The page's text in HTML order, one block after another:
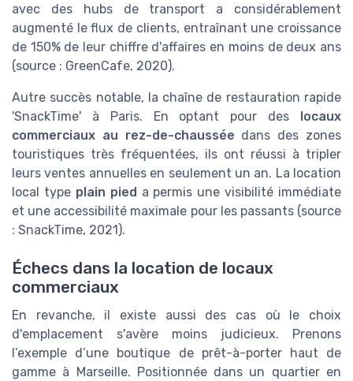
avec des hubs de transport a considérablement
augmenté le flux de clients, entraînant une croissance
de 150% de leur chiffre d'affaires en moins de deux ans
(source : GreenCafe, 2020).
Autre succès notable, la chaîne de restauration rapide
'SnackTime' à Paris. En optant pour des locaux
commerciaux au rez-de-chaussée dans des zones
touristiques très fréquentées, ils ont réussi à tripler
leurs ventes annuelles en seulement un an. La location
local type plain pied a permis une visibilité immédiate
et une accessibilité maximale pour les passants (source
: SnackTime, 2021).
Échecs dans la location de locaux
commerciaux
En revanche, il existe aussi des cas où le choix
d'emplacement s'avère moins judicieux. Prenons
l’exemple d’une boutique de prêt-à-porter haut de
gamme à Marseille. Positionnée dans un quartier en